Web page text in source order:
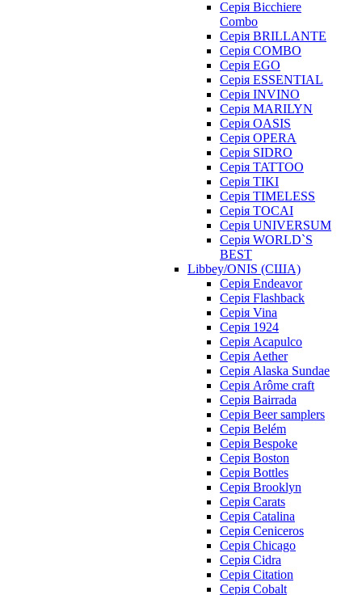
Серія Bicchiere
Combo
Серія BRILLANTE
Серія COMBO
Серія EGO
Серія ESSENTIAL
Серія INVINO
Серія MARILYN
Серія OASIS
Серія OPERA
Серія SIDRO
Серія TATTOO
Серія TIKI
Серія TIMELESS
Серія TOCAI
Серія UNIVERSUM
Серія WORLD`S
BEST
Libbey/ONIS (США)
Cерія Endeavor
Cерія Flashback
Cерія Vina
Серія 1924
Серія Acapulco
Серія Aether
Серія Alaska Sundae
Серія Arôme craft
Серія Bairrada
Серія Beer samplers
Серія Belém
Серія Bespoke
Серія Boston
Серія Bottles
Серія Brooklyn
Серія Carats
Серія Catalina
Серія Ceniceros
Серія Chicago
Серія Cidra
Серія Citation
Серія Cobalt